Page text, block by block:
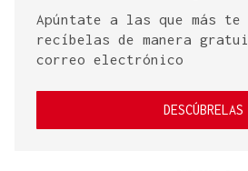
Apúntate a las que más
recíbelas de manera
correo electrónico
DESCÚBRELAS